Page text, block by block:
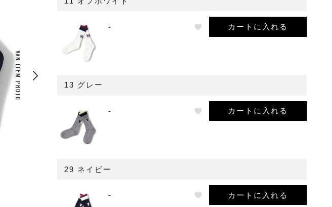
VAN ITEM PHOTO
- カートに入れる
13 グレー
- カートに入れる
29 ネイビー
- カートに入れる